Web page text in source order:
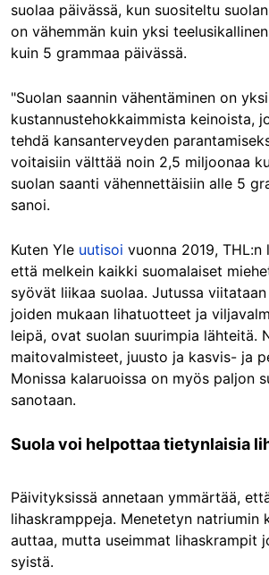
suolaa päivässä, kun suositeltu
on vähemmän kuin yksi
kuin 5 grammaa päivässä.
"Suolan saannin vähentäminen on yksi
kustannustehokkaimmista keinoista,
tehdä kansanterveyden
voitaisiin välttää noin 2,5 miljoonaa
suolan saanti vähennettäisiin alle 5
sanoi.
Kuten Yle uutisoi vuonna 2019,
että melkein kaikki suomalaiset
syövät liikaa suolaa. Jutussa
joiden mukaan lihatuotteet ja
leipä, ovat suolan suurimpia lähteitä.
maitovalmisteet, juusto ja kasvis- ja
Monissa kalaruoissa on myös paljon
sanotaan.
Suola voi helpottaa tietynlaisia
Päivityksissä annetaan ymmärtää,
lihaskramppeja. Menetetyn natriumin
auttaa, mutta useimmat lihaskrampit
syistä.